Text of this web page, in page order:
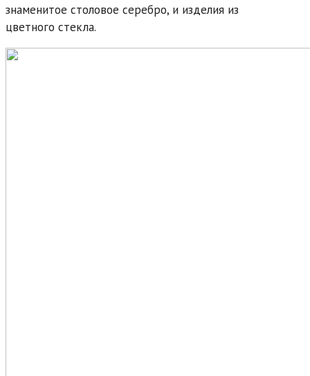
знаменитое столовое серебро, и изделия из
цветного стекла.